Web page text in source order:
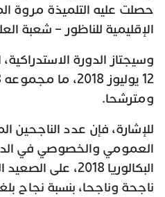
حصلت عليه التلميذة مروة
الإقليمية للناظور – شعبة العلوم
ومترشحا.
للإشارة، فإن عدد الناجحين
العمومي والخصوصي في
ناجحة وناجحا، بنسبة نجاح بلغت 57,36 في